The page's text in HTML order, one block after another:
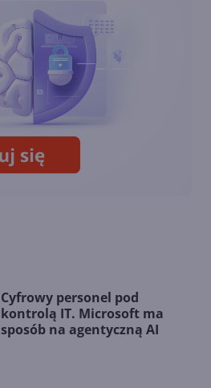
Copilot
Coldplay i Microsoft AI
pozwalają fanom remiksować
'A Film For The Future'
Cyfrowy personel pod
kontrolą IT. Microsoft ma
sposób na agentyczną AI